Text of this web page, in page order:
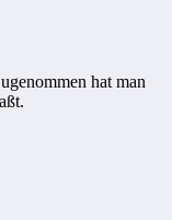
hat man